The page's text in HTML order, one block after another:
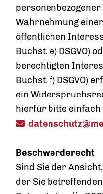
Wahrnehmung
öffentlichen
Buchst. e) DSGVO)
berechtigten
Buchst. f) DSGVO)
ein
hierfür bitte einfach
Beschwerderecht
Sind Sie der
der Sie